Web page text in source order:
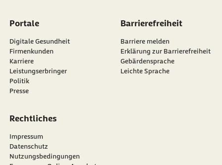
Portale
Digitale Gesundheit
Firmenkunden
Karriere
Leistungserbringer
Politik
Presse
Barrierefreiheit
Barriere melden
Erklärung zur Barrierefreiheit
Gebärdensprache
Leichte Sprache
Rechtliches
Impressum
Datenschutz
Nutzungsbedingungen